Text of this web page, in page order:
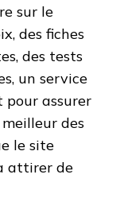
sur le
des fiches
des tests
un service
assurer
des
le site
attirer de